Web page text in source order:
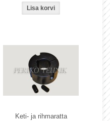
Keti- ja rihmaratta